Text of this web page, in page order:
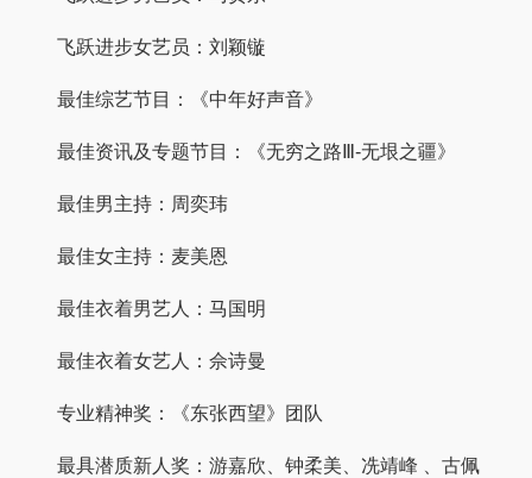
飞跃进步女艺员：刘颖镟
最佳综艺节目：《中年好声音》
最佳资讯及专题节目：《无穷之路Ⅲ-无垠之疆》
最佳男主持：周奕玮
最佳女主持：麦美恩
最佳衣着男艺人：马国明
最佳衣着女艺人：佘诗曼
专业精神奖：《东张西望》团队
最具潜质新人奖：游嘉欣、钟柔美、冼靖峰 、古佩